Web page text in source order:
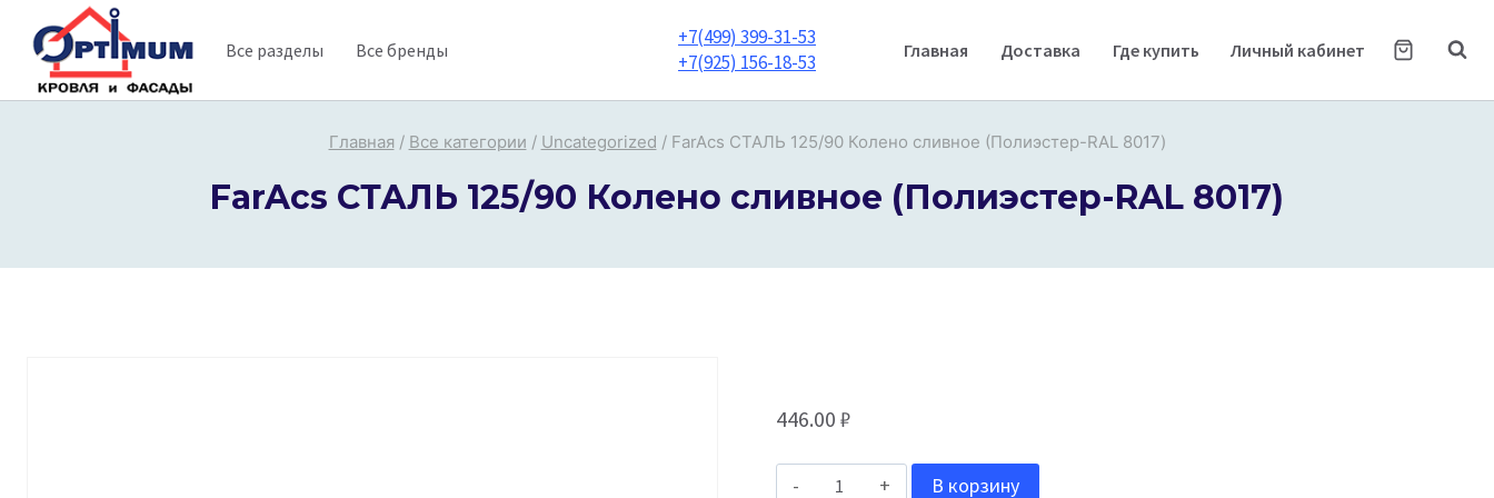
содержимому
Все разделы Все бренды
+7(499) 399-31-53
+7(925) 156-18-53
Главная Доставка Где купить Личный кабинет
Главная / Все категории / Uncategorized / FarAcs СТАЛЬ 125/90 Колено сливное (Полиэстер-RAL 8017)
FarAcs СТАЛЬ 125/90 Колено сливное (Полиэстер-RAL 8017)
446.00 ₽
Количество
В корзину